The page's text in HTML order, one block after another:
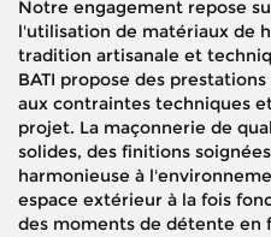
Notre engagement repose
l'utilisation de matériaux de
tradition artisanale et
BATI propose des
aux contraintes techniques
projet. La maçonnerie de
solides, des finitions
harmonieuse à
espace extérieur à la fois
des moments de détente en